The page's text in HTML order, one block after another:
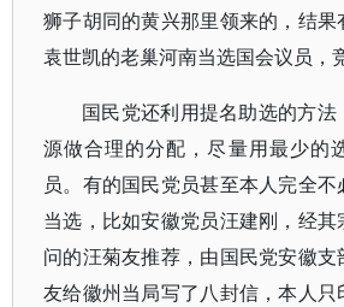
狮子胡同的黄兴那里领来的，结果
袁世凯的老巢河南当选国会议员，
国民党还利用提名助选的方
源做合理的分配，尽量用最少的
员。有的国民党员甚至本人完全
当选，比如安徽党员汪建刚，经
问的汪菊友推荐，由国民党安徽
友给徽州当局写了八封信，本人